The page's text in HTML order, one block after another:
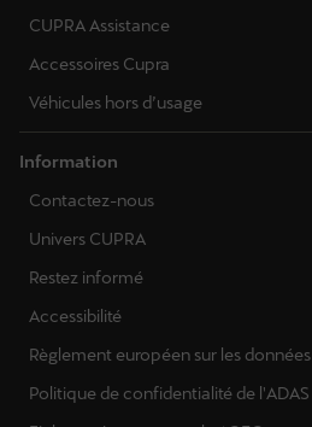
CUPRA Assistance
Accessoires Cupra
Véhicules hors d’usage
Information
Contactez-nous
Univers CUPRA
Restez informé
Accessibilité
Règlement européen sur les données
Politique de confidentialité de l'ADAS